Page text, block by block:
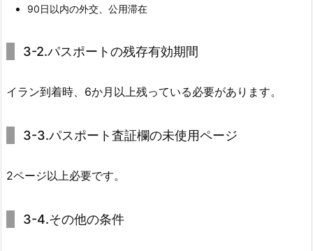
90日以内の外交、公用滞在
3-2.パスポートの残存有効期間
イラン到着時、6か月以上残っている必要があります。
3-3.パスポート査証欄の未使用ページ
2ページ以上必要です。
3-4.その他の条件